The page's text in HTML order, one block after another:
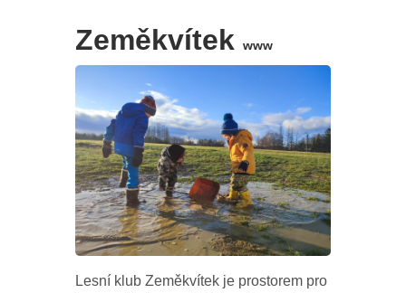
Zeměkvítekwww
Lesní klub Zeměkvítek je prostorem pro